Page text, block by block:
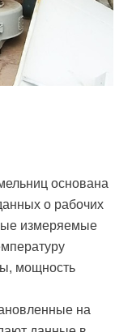
основана
о рабочих
измеряемые
мощность
на